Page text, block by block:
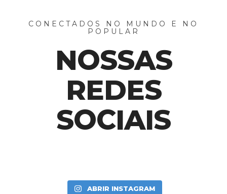
CONECTADOS NO MUNDO E NO
POPULAR
NOSSAS
REDES
SOCIAIS
ABRIR INSTAGRAM